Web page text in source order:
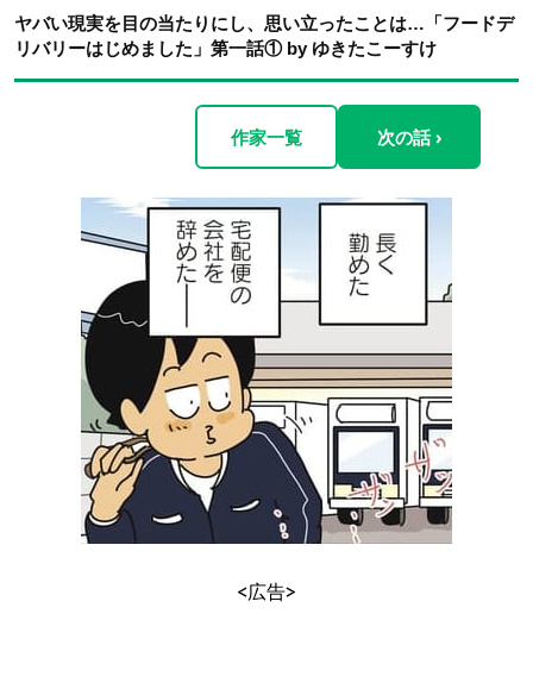
ヤバい現実を目の当たりにし、思い立ったことは…「フードデ
リバリーはじめました」第一話① by ゆきたこーすけ
作家一覧 次の話 ›
<広告>